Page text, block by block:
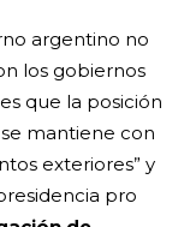
argentino no
los gobiernos
que la posición
mantiene con
exteriores” y
pro